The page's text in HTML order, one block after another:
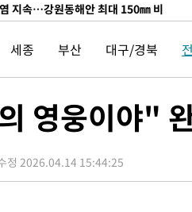
승 마감…S&P 0.6% 나스닥 1.3%↑
수색·성접대 논란 사과…쇄신의 기회로
성접대 논란' 축구협회 "실망과 걱정 안
상승 마감…S&P 0.6% 나스닥 1.3%↑
세종 부산 대구/경북
영웅이야"
정 2026.04.14 15:44:25